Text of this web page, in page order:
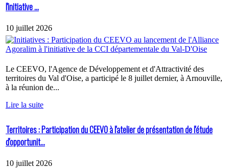
l'initiative ...
10 juillet 2026
Le CEEVO, l'Agence de Développement et d'Attractivité des
territoires du Val d'Oise, a participé le 8 juillet dernier, à Arnouville,
à la réunion de...
Lire la suite
Territoires : Participation du CEEVO à l'atelier de présentation de l'étude
d'opportunit...
10 juillet 2026